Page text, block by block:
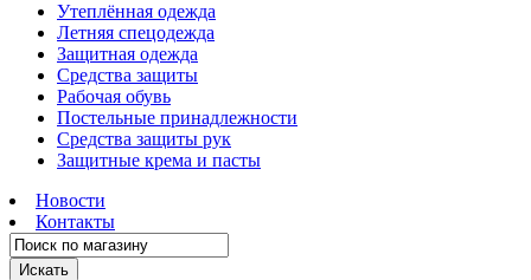
Утеплённая одежда
Летняя спецодежда
Защитная одежда
Средства защиты
Рабочая обувь
Постельные принадлежности
Средства защиты рук
Защитные крема и пасты
Новости
Контакты